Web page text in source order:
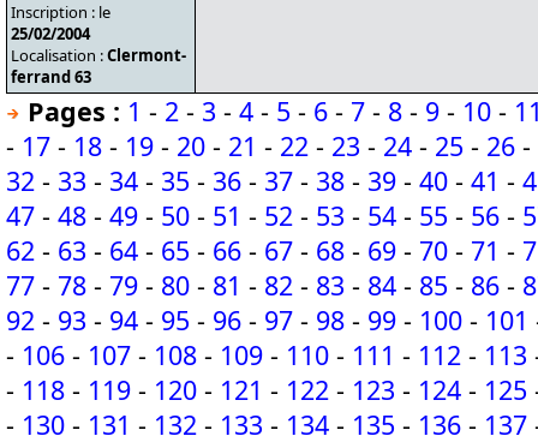
Inscription : le
25/02/2004
Localisation :Clermont-
ferrand 63
Pages : 1 - 2 - 3 - 4 - 5 - 6 - 7 - 8 - 9 - 10 -
- 17 - 18 - 19 - 20 - 21 - 22 - 23 - 24 - 25 - 26 -
32 - 33 - 34 - 35 - 36 - 37 - 38 - 39 - 40 - 41 -
47 - 48 - 49 - 50 - 51 - 52 - 53 - 54 - 55 - 56 -
62 - 63 - 64 - 65 - 66 - 67 - 68 - 69 - 70 - 71 -
77 - 78 - 79 - 80 - 81 - 82 - 83 - 84 - 85 - 86 -
92 - 93 - 94 - 95 - 96 - 97 - 98 - 99 - 100 - 101
- 106 - 107 - 108 - 109 - 110 - 111 - 112 - 113
- 118 - 119 - 120 - 121 - 122 - 123 - 124 - 125
- 130 - 131 - 132 - 133 - 134 - 135 - 136 - 137